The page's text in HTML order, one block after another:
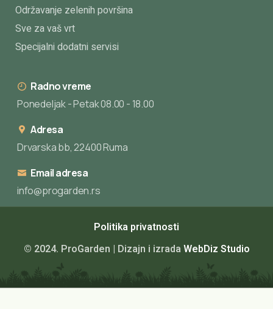
Održavanje zelenih površina
Sve za vaš vrt
Specijalni dodatni servisi
Radno vreme
Ponedeljak - Petak 08.00 - 18.00
Adresa
Drvarska bb, 22400 Ruma
Email adresa
info@progarden.rs
© 2024. ProGarden | Dizajn i izradaWebDiz Studio
Politika privatnosti